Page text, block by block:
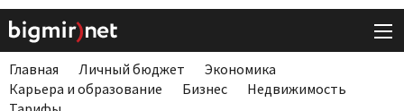
Главная Личный бюджет
Экономика
Карьера и образование
Бизнес
Недвижимость